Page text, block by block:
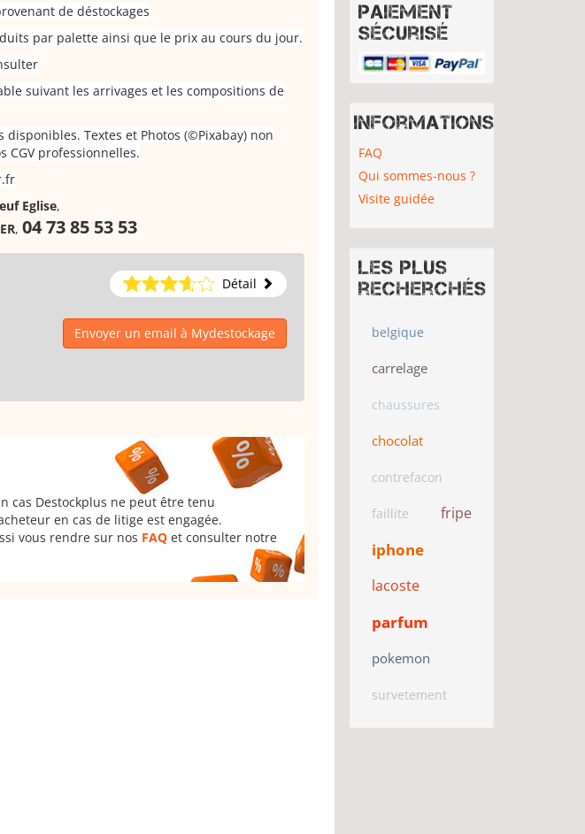
de déstockages
par palette ainsi que le prix au cours du jour.
suivant les arrivages et les compositions de
Textes et Photos (©Pixabay) non
CGV professionnelles.
Eglise,
, 04 73 85 53 53
Détail
Envoyer un email à Mydestockage
cas Destockplus ne peut être tenu
en cas de litige est engagée.
vous rendre sur nos FAQ et consulter notre
Paiement
sécurisé
Informations
FAQ
Qui sommes-nous ?
Visite guidée
Les plus
recherchés
belgique
carrelage
chaussures
chocolat
contrefacon
faillite fripe
iphone
lacoste
parfum
pokemon
survetement